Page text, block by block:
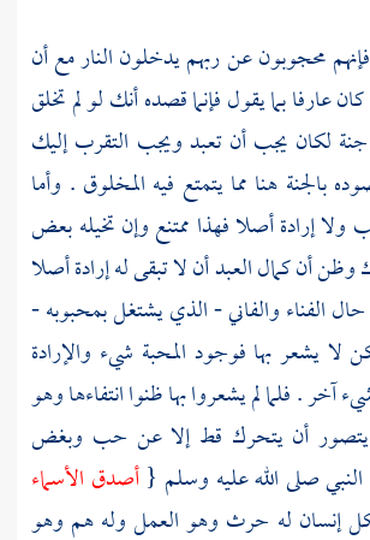
محجوبون عن ربهم يدخلون النار مع أن
عارفا بما يقول فإنما قصده أنك لو لم تخلق
جنة لكان يجب أن تعبد ويجب التقرب إليك
بالجنة هنا مما يتمتع فيه المخلوق . وأما
إرادة أصلا فهذا ممتنع وإن تخيله بعض
وظن أن كمال العبد أن لا تبقى له إرادة أصلا
الفناء والفاني - الذي يشتغل بمحبوبه -
لا يشعر بها فوجود المحبة شيء والإرادة
آخر . فلما لم يشعروا بها ظنوا انتفاءها وهو
يتصور أن يتحرك قط إلا عن حب وبغض
النبي صلى الله عليه وسلم {أصدق الأسماء
إنسان له حرث وهو العمل وله هم وهو